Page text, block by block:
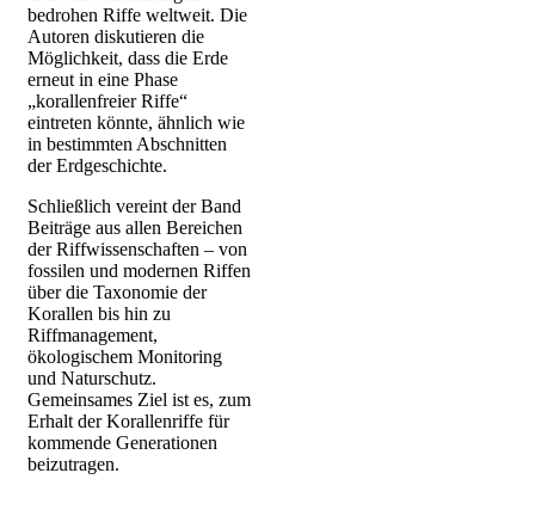
bedrohen Riffe weltweit. Die
Autoren diskutieren die
Möglichkeit, dass die Erde
erneut in eine Phase
„korallenfreier Riffe“
eintreten könnte, ähnlich wie
in bestimmten Abschnitten
der Erdgeschichte.
Schließlich vereint der Band
Beiträge aus allen Bereichen
der Riffwissenschaften – von
fossilen und modernen Riffen
über die Taxonomie der
Korallen bis hin zu
Riffmanagement,
ökologischem Monitoring
und Naturschutz.
Gemeinsames Ziel ist es, zum
Erhalt der Korallenriffe für
kommende Generationen
beizutragen.